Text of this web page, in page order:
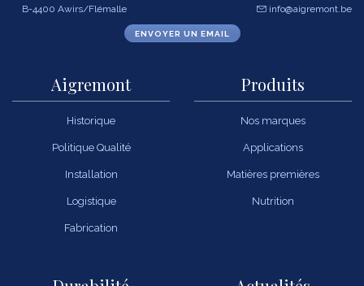
B-4400 Awirs/Flémalle
info@aigremont.be
ENVOYER UN EMAIL
Aigremont
Historique
Politique Qualité
Installation
Logistique
Fabrication
Produits
Nos marques
Applications
Matières premières
Nutrition